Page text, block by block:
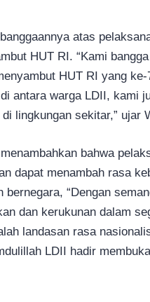
atas
HUT RI. “Kami
HUT RI yang
antara warga LDII, kami
lingkungan sekitar,” ujar
bahwa
dapat menambah rasa
bernegara, “Dengan
dan kerukunan dalam
landasan rasa
LDII hadir